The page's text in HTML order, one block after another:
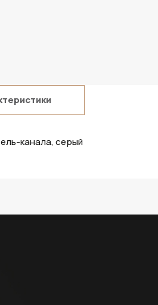
канала, серый